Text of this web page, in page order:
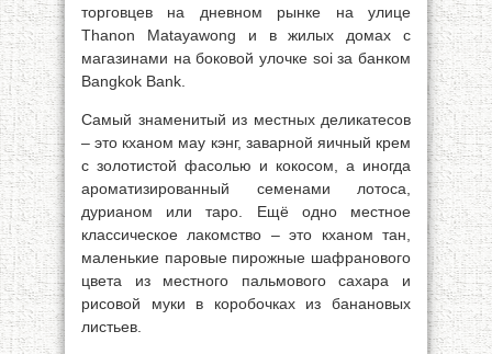
торговцев на дневном рынке на улице
Thanon Matayawong и в жилых домах с
магазинами на боковой улочке soi за банком
Bangkok Bank.
Самый знаменитый из местных деликатесов
– это кханом мау кэнг, заварной яичный крем
с золотистой фасолью и кокосом, а иногда
ароматизированный семенами лотоса,
дурианом или таро. Ещё одно местное
классическое лакомство – это кханом тан,
маленькие паровые пирожные шафранового
цвета из местного пальмового сахара и
рисовой муки в коробочках из банановых
листьев.